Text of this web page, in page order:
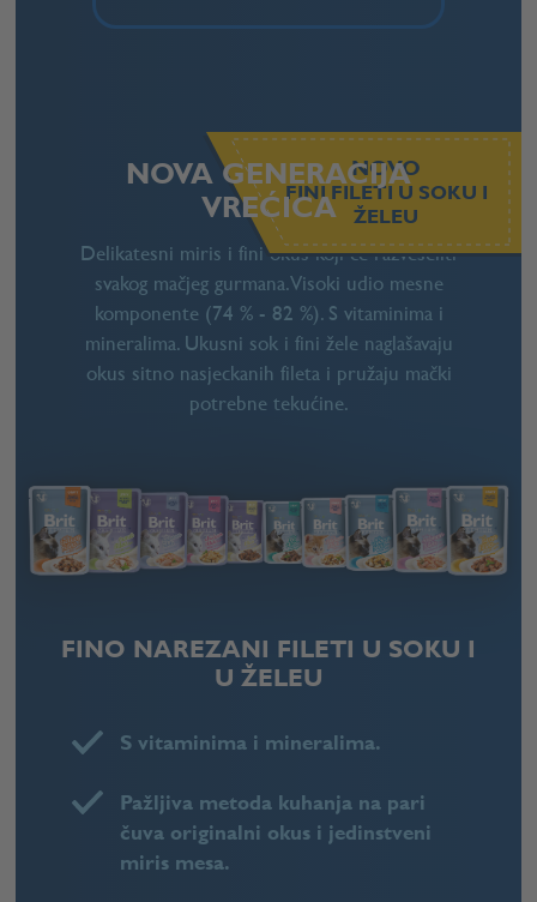
NOVO
FINI FILETI U SOKU I
ŽELEU
NOVA GENERACIJA
VREĆICA
Delikatesni miris i fini okus koji će razveseliti
svakog mačjeg gurmana. Visoki udio mesne
komponente (74 % - 82 %). S vitaminima i
mineralima. Ukusni sok i fini žele naglašavaju
okus sitno nasjeckanih fileta i pružaju mački
potrebne tekućine.
FINO NAREZANI FILETI U SOKU I
U ŽELEU
S vitaminima i mineralima.
Pažljiva metoda kuhanja na pari
čuva originalni okus i jedinstveni
miris mesa.